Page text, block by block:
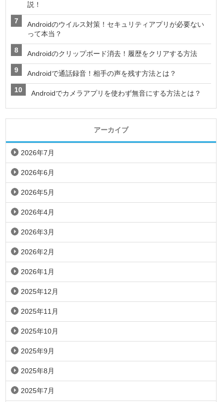
説！
Androidのウイルス対策！セキュリティアプリが必要ない
って本当？
Androidのクリップボード消去！履歴をクリアする方法
Androidで通話録音！相手の声を残す方法とは？
Androidでカメラアプリを使わず無音にする方法とは？
アーカイブ
2026年7月
2026年6月
2026年5月
2026年4月
2026年3月
2026年2月
2026年1月
2025年12月
2025年11月
2025年10月
2025年9月
2025年8月
2025年7月